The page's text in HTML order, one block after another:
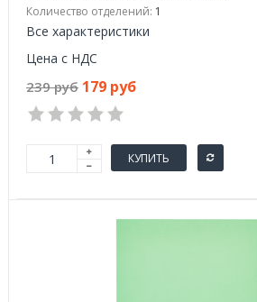
Количество отделений: 1
Все характеристики
Цена с НДС
239 руб 179 руб
КУПИТЬ